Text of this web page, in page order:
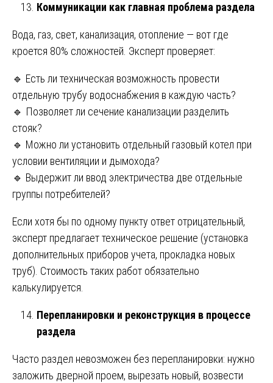
Коммуникации как главная проблема раздела
Вода, газ, свет, канализация, отопление — вот где
кроется 80% сложностей. Эксперт проверяет:
🔹 Есть ли техническая возможность провести
отдельную трубу водоснабжения в каждую часть?
🔹 Позволяет ли сечение канализации разделить
стояк?
🔹 Можно ли установить отдельный газовый котел при
условии вентиляции и дымохода?
🔹 Выдержит ли ввод электричества две отдельные
группы потребителей?
Если хотя бы по одному пункту ответ отрицательный,
эксперт предлагает техническое решение (установка
дополнительных приборов учета, прокладка новых
труб). Стоимость таких работ обязательно
калькулируется.
Перепланировки и реконструкция в процессе
раздела
Часто раздел невозможен без перепланировки: нужно
заложить дверной проем, вырезать новый, возвести